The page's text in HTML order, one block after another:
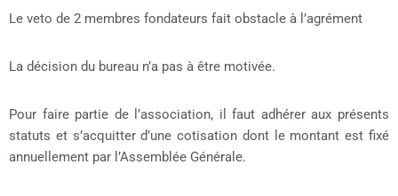
Le veto de 2 membres fondateurs fait obstacle à l’agrément
La décision du bureau n’a pas à être motivée.
Pour faire partie de l’association, il faut adhérer aux présents
statuts et s’acquitter d’une cotisation dont le montant est fixé
annuellement par l’Assemblée Générale.